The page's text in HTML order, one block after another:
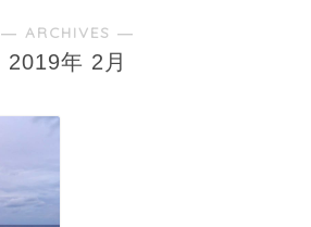
― ARCHIVES ―
2019年 2月